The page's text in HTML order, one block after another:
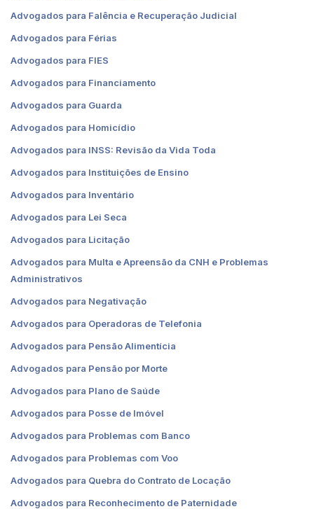
Advogados para Falência e Recuperação Judicial
Advogados para Férias
Advogados para FIES
Advogados para Financiamento
Advogados para Guarda
Advogados para Homicídio
Advogados para INSS: Revisão da Vida Toda
Advogados para Instituições de Ensino
Advogados para Inventário
Advogados para Lei Seca
Advogados para Licitação
Advogados para Multa e Apreensão da CNH e Problemas
Administrativos
Advogados para Negativação
Advogados para Operadoras de Telefonia
Advogados para Pensão Alimentícia
Advogados para Pensão por Morte
Advogados para Plano de Saúde
Advogados para Posse de Imóvel
Advogados para Problemas com Banco
Advogados para Problemas com Voo
Advogados para Quebra do Contrato de Locação
Advogados para Reconhecimento de Paternidade